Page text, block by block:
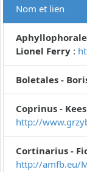
Nom et lien
Lionel Ferry :
Boletales -
Coprinus -
http://
Cortinarius -
http://amfb.eu/